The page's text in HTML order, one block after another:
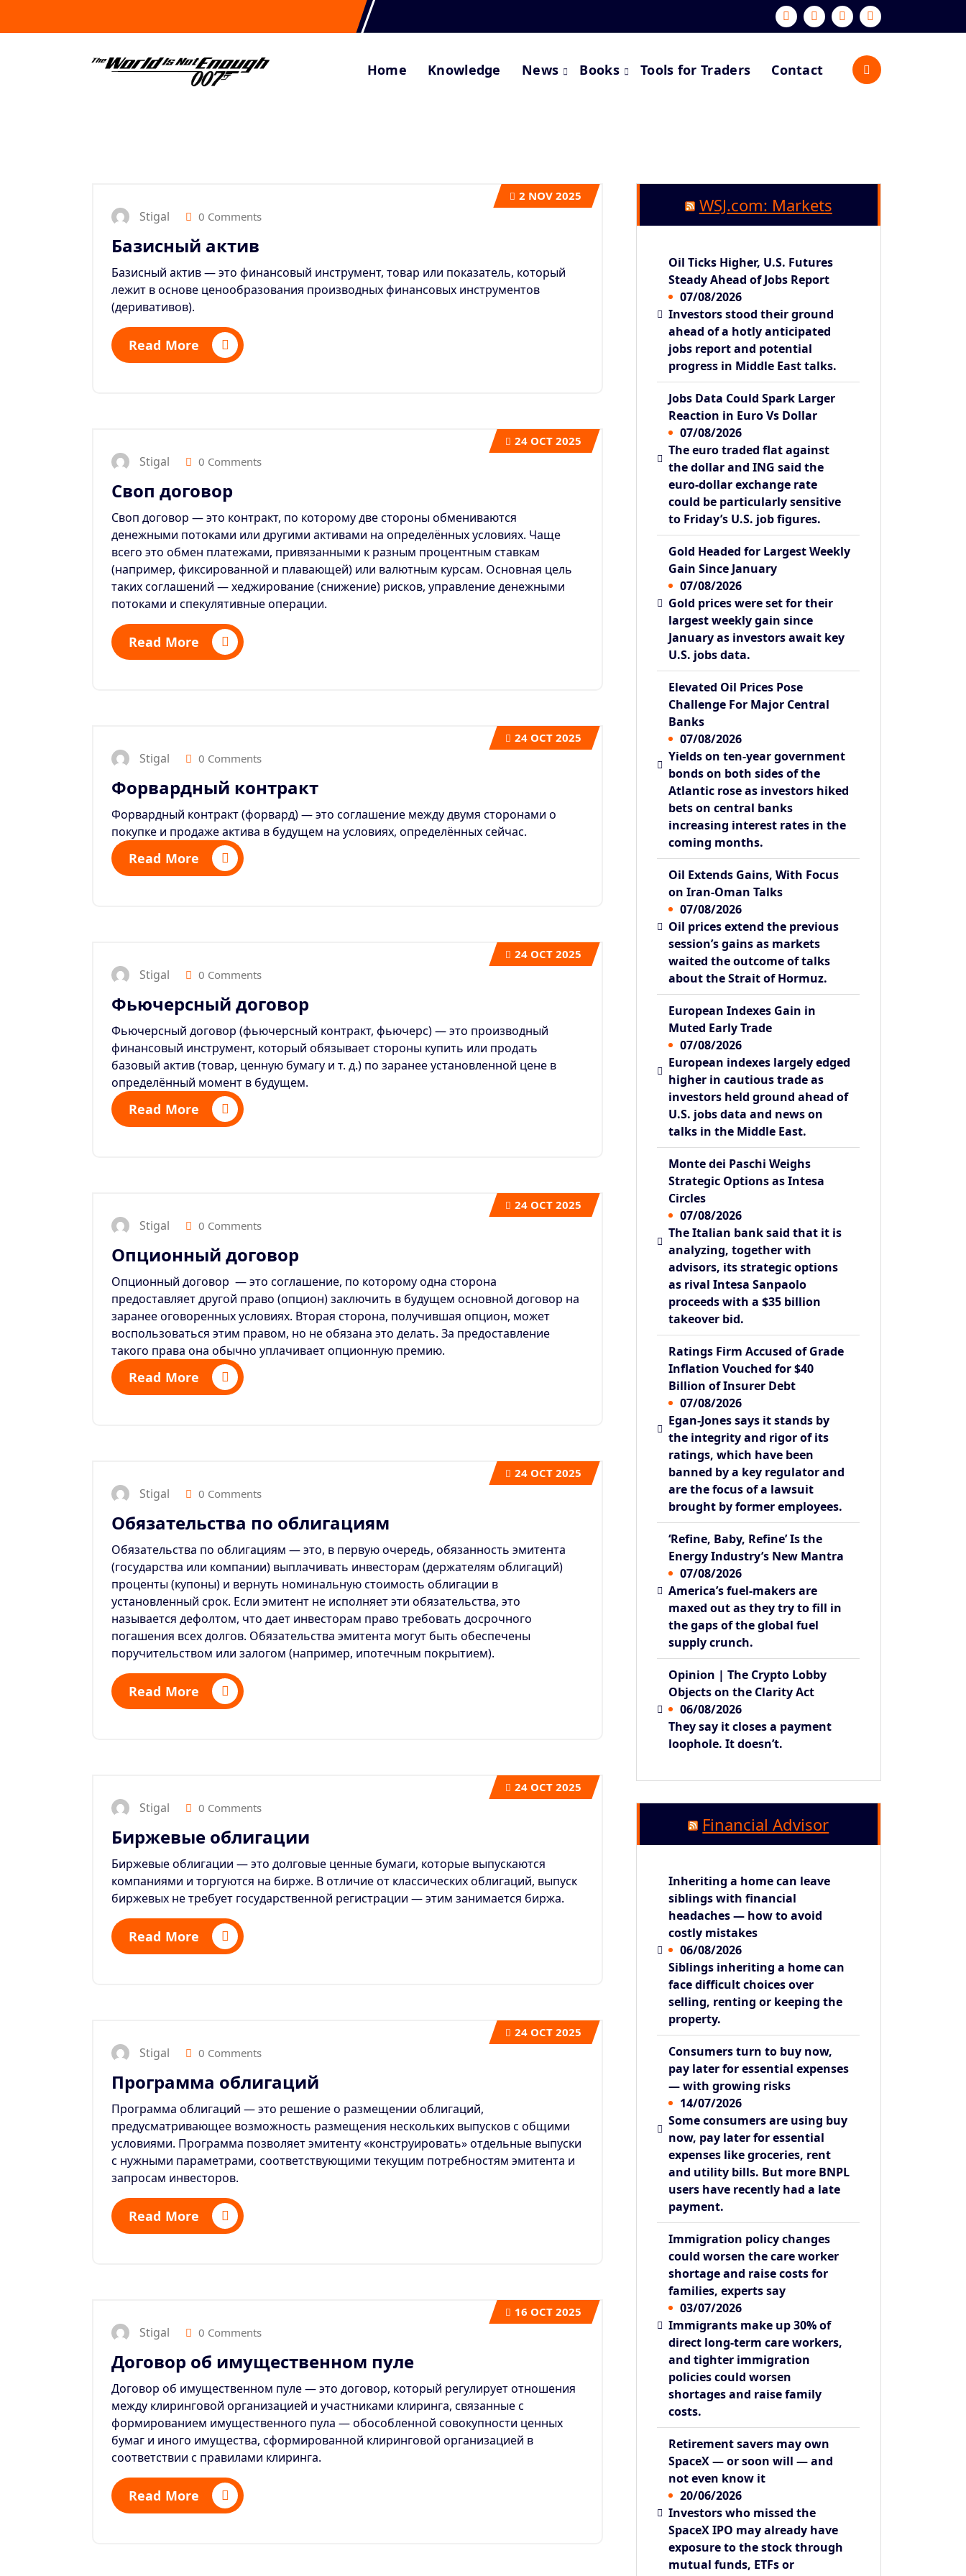
Home Knowledge News Books Tools for Traders Contact
2 NOV 2025
Stigal 0 Comments
Базисный актив
Базисный актив — это финансовый инструмент, товар или показатель, который
лежит в основе ценообразования производных финансовых инструментов
(деривативов).
Read More
24OCT 2025
Stigal 0 Comments
Своп договор
Своп договор — это контракт, по которому две стороны обмениваются
денежными потоками или другими активами на определённых условиях. Чаще
всего это обмен платежами, привязанными к разным процентным ставкам
(например, фиксированной и плавающей) или валютным курсам. Основная цель
таких соглашений — хеджирование (снижение) рисков, управление денежными
потоками и спекулятивные операции.
Read More
24OCT 2025
Stigal 0 Comments
Форвардный контракт
Форвардный контракт (форвард) — это соглашение между двумя сторонами о
покупке и продаже актива в будущем на условиях, определённых сейчас.
Read More
24OCT 2025
Stigal 0 Comments
Фьючерсный договор
Фьючерсный договор (фьючерсный контракт, фьючерс) — это производный
финансовый инструмент, который обязывает стороны купить или продать
базовый актив (товар, ценную бумагу и т. д.) по заранее установленной цене в
определённый момент в будущем.
Read More
24OCT 2025
Stigal 0 Comments
Опционный договор
Опционный договор — это соглашение, по которому одна сторона
предоставляет другой право (опцион) заключить в будущем основной договор на
заранее оговоренных условиях. Вторая сторона, получившая опцион, может
воспользоваться этим правом, но не обязана это делать. За предоставление
такого права она обычно уплачивает опционную премию.
Read More
24OCT 2025
Stigal 0 Comments
Обязательства по облигациям
Обязательства по облигациям — это, в первую очередь, обязанность эмитента
(государства или компании) выплачивать инвесторам (держателям облигаций)
проценты (купоны) и вернуть номинальную стоимость облигации в
установленный срок. Если эмитент не исполняет эти обязательства, это
называется дефолтом, что дает инвесторам право требовать досрочного
погашения всех долгов. Обязательства эмитента могут быть обеспечены
поручительством или залогом (например, ипотечным покрытием).
Read More
24OCT 2025
Stigal 0 Comments
Биржевые облигации
Биржевые облигации — это долговые ценные бумаги, которые выпускаются
компаниями и торгуются на бирже. В отличие от классических облигаций, выпуск
биржевых не требует государственной регистрации — этим занимается биржа.
Read More
24OCT 2025
Stigal 0 Comments
Программа облигаций
Программа облигаций — это решение о размещении облигаций,
предусматривающее возможность размещения нескольких выпусков с общими
условиями. Программа позволяет эмитенту «конструировать» отдельные выпуски
с нужными параметрами, соответствующими текущим потребностям эмитента и
запросам инвесторов.
Read More
16 OCT 2025
Stigal 0 Comments
Договор об имущественном пуле
Договор об имущественном пуле — это договор, который регулирует отношения
между клиринговой организацией и участниками клиринга, связанные с
формированием имущественного пула — обособленной совокупности ценных
бумаг и иного имущества, сформированной клиринговой организацией в
соответствии с правилами клиринга.
Read More
WSJ.com: Markets
Oil Ticks Higher, U.S. Futures
Steady Ahead of Jobs Report
07/08/2026
Investors stood their ground
ahead of a hotly anticipated
jobs report and potential
progress in Middle East talks.
Jobs Data Could Spark Larger
Reaction in Euro Vs Dollar
07/08/2026
The euro traded flat against
the dollar and ING said the
euro-dollar exchange rate
could be particularly sensitive
to Friday’s U.S. job figures.
Gold Headed for Largest Weekly
Gain Since January
07/08/2026
Gold prices were set for their
largest weekly gain since
January as investors await key
U.S. jobs data.
Elevated Oil Prices Pose
Challenge For Major Central
Banks
07/08/2026
Yields on ten-year government
bonds on both sides of the
Atlantic rose as investors hiked
bets on central banks
increasing interest rates in the
coming months.
Oil Extends Gains, With Focus
on Iran-Oman Talks
07/08/2026
Oil prices extend the previous
session’s gains as markets
waited the outcome of talks
about the Strait of Hormuz.
European Indexes Gain in
Muted Early Trade
07/08/2026
European indexes largely edged
higher in cautious trade as
investors held ground ahead of
U.S. jobs data and news on
talks in the Middle East.
Monte dei Paschi Weighs
Strategic Options as Intesa
Circles
07/08/2026
The Italian bank said that it is
analyzing, together with
advisors, its strategic options
as rival Intesa Sanpaolo
proceeds with a $35 billion
takeover bid.
Ratings Firm Accused of Grade
Inflation Vouched for $40
Billion of Insurer Debt
07/08/2026
Egan-Jones says it stands by
the integrity and rigor of its
ratings, which have been
banned by a key regulator and
are the focus of a lawsuit
brought by former employees.
‘Refine, Baby, Refine’ Is the
Energy Industry’s New Mantra
07/08/2026
America’s fuel-makers are
maxed out as they try to fill in
the gaps of the global fuel
supply crunch.
Opinion | The Crypto Lobby
Objects on the Clarity Act
06/08/2026
They say it closes a payment
loophole. It doesn’t.
Financial Advisor
Inheriting a home can leave
siblings with financial
headaches — how to avoid
costly mistakes
06/08/2026
Siblings inheriting a home can
face difficult choices over
selling, renting or keeping the
property.
Consumers turn to buy now,
pay later for essential expenses
— with growing risks
14/07/2026
Some consumers are using buy
now, pay later for essential
expenses like groceries, rent
and utility bills. But more BNPL
users have recently had a late
payment.
Immigration policy changes
could worsen the care worker
shortage and raise costs for
families, experts say
03/07/2026
Immigrants make up 30% of
direct long-term care workers,
and tighter immigration
policies could worsen
shortages and raise family
costs.
Retirement savers may own
SpaceX — or soon will — and
not even know it
20/06/2026
Investors who missed the
SpaceX IPO may already have
exposure to the stock through
mutual funds, ETFs or